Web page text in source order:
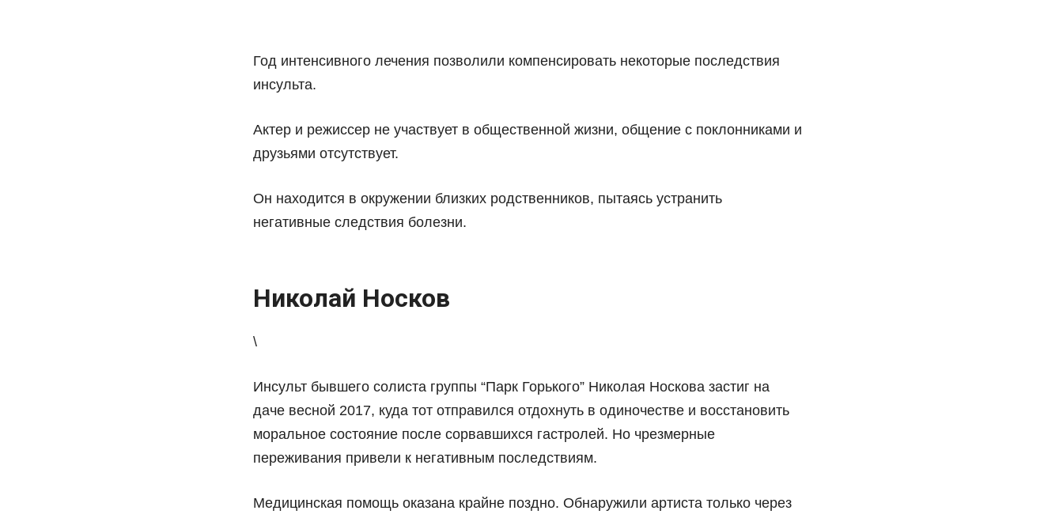
Год интенсивного лечения позволили компенсировать некоторые последствия
инсульта.
Актер и режиссер не участвует в общественной жизни, общение с поклонниками и
друзьями отсутствует.
Он находится в окружении близких родственников, пытаясь устранить
негативные следствия болезни.
Николай Носков
\
Инсульт бывшего солиста группы “Парк Горького” Николая Носкова застиг на
даче весной 2017, куда тот отправился отдохнуть в одиночестве и восстановить
моральное состояние после сорвавшихся гастролей. Но чрезмерные
переживания привели к негативным последствиям.
Медицинская помощь оказана крайне поздно. Обнаружили артиста только через